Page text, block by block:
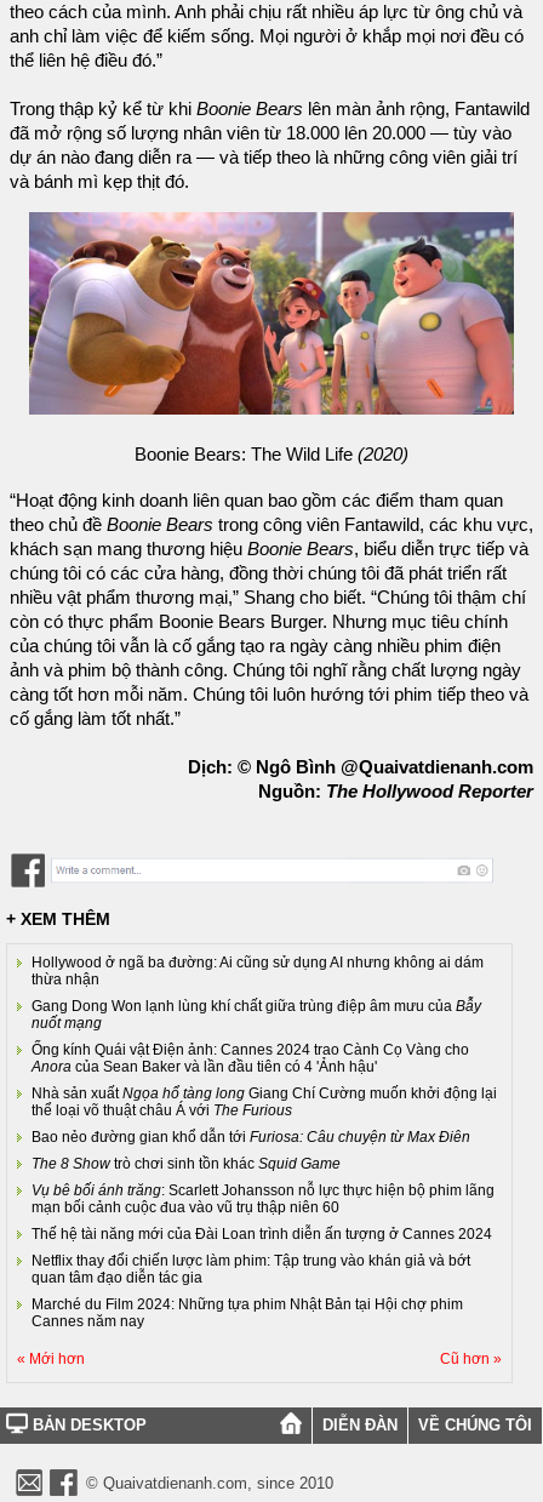
theo cách của mình. Anh phải chịu rất nhiều áp lực từ ông chủ và
anh chỉ làm việc để kiếm sống. Mọi người ở khắp mọi nơi đều có
thể liên hệ điều đó.”
Trong thập kỷ kể từ khi Boonie Bears lên màn ảnh rộng, Fantawild
đã mở rộng số lượng nhân viên từ 18.000 lên 20.000 — tùy vào
dự án nào đang diễn ra — và tiếp theo là những công viên giải trí
và bánh mì kẹp thịt đó.
Boonie Bears: The Wild Life (2020)
“Hoạt động kinh doanh liên quan bao gồm các điểm tham quan
theo chủ đề Boonie Bears trong công viên Fantawild, các khu vực,
khách sạn mang thương hiệu Boonie Bears, biểu diễn trực tiếp và
chúng tôi có các cửa hàng, đồng thời chúng tôi đã phát triển rất
nhiều vật phẩm thương mại,” Shang cho biết. “Chúng tôi thậm chí
còn có thực phẩm Boonie Bears Burger. Nhưng mục tiêu chính
của chúng tôi vẫn là cố gắng tạo ra ngày càng nhiều phim điện
ảnh và phim bộ thành công. Chúng tôi nghĩ rằng chất lượng ngày
càng tốt hơn mỗi năm. Chúng tôi luôn hướng tới phim tiếp theo và
cố gắng làm tốt nhất.”
Dịch: © Ngô Bình @Quaivatdienanh.com
Nguồn: The Hollywood Reporter
+ XEM THÊM
Hollywood ở ngã ba đường: Ai cũng sử dụng AI nhưng không ai dám
thừa nhận
Gang Dong Won lạnh lùng khí chất giữa trùng điệp âm mưu của Bẫy
nuốt mạng
Ống kính Quái vật Điện ảnh: Cannes 2024 trao Cành Cọ Vàng cho
Anora của Sean Baker và lần đầu tiên có 4 'Ảnh hậu'
Nhà sản xuấtNgọa hổ tàng long Giang Chí Cường muốn khởi động lại
thể loại võ thuật châu Á với The Furious
Bao nẻo đường gian khổ dẫn tới Furiosa: Câu chuyện từ Max Điên
The 8 Showtrò chơi sinh tồn khác Squid Game
Vụ bê bối ánh trăng: Scarlett Johansson nỗ lực thực hiện bộ phim lãng
mạn bối cảnh cuộc đua vào vũ trụ thập niên 60
Thế hệ tài năng mới của Đài Loan trình diễn ấn tượng ở Cannes 2024
Netflix thay đổi chiến lược làm phim: Tập trung vào khán giả và bớt
quan tâm đạo diễn tác gia
Marché du Film 2024: Những tựa phim Nhật Bản tại Hội chợ phim
Cannes năm nay
« Mới hơn Cũ hơn »
BẢN DESKTOP DIỄN ĐÀN VỀ CHÚNG TÔI
© Quaivatdienanh.com, since 2010